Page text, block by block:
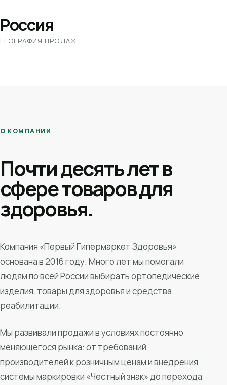
Россия
ГЕОГРАФИЯ ПРОДАЖ
О КОМПАНИИ
Почти десять лет в
сфере товаров для
здоровья.
Компания «Первый Гипермаркет Здоровья»
основана в 2016 году. Много лет мы помогали
людям по всей России выбирать ортопедические
изделия, товары для здоровья и средства
реабилитации.
Мы развивали продажи в условиях постоянно
меняющегося рынка: от требований
производителей к розничным ценам и внедрения
системы маркировки «Честный знак» до перехода